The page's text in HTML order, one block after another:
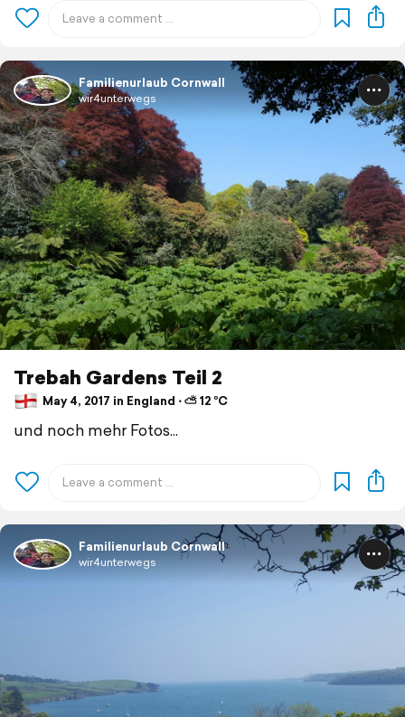
Familienurlaub Cornwall
wir4unterwegs
Trebah Gardens Teil 2
May 4, 2017 in England ⋅ ⛅ 12 °C
und noch mehr Fotos...
Familienurlaub Cornwall
wir4unterwegs